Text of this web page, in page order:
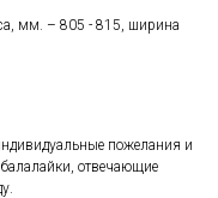
мм. – 805 - 815, ширина
пожелания и
отвечающие